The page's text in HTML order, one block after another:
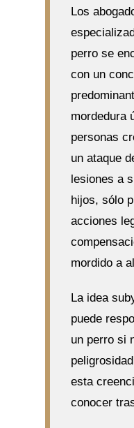
Los
perro se
con un
mordedura
personas
un ataque
lesiones a
hijos, sólo
acciones
mordido a
La idea
puede
un perro si
esta
conocer